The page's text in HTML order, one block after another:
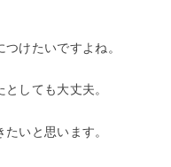
けたいですよね。
しても大丈夫。
いと思います。